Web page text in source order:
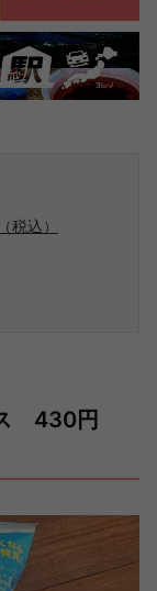
込）
430円